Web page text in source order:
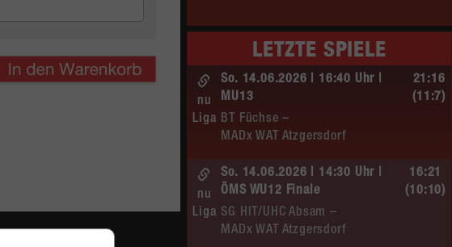
LETZTE SPIELE
So. 14.06.2026 | 16:40 Uhr |
MU13
BT Füchse –
MADx WAT Atzgersdorf
nu
Liga
21:16
(11:7)
So. 14.06.2026 | 14:30 Uhr |
ÖMS WU12 Finale
SG HIT/UHC Absam –
MADx WAT Atzgersdorf
nu
Liga
16:21
(10:10)